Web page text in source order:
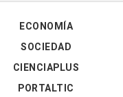
ECONOMÍA
SOCIEDAD
CIENCIAPLUS
PORTALTIC